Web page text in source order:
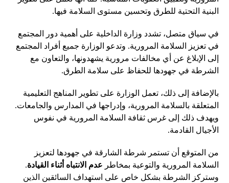
البنية التحتية للطرق وتحسين مستوى السلامة فيها.
في سياق متصل، تشدد وزارة الداخلية على أهمية دور المجتمع
في تعزيز السلامة المرورية. وتدعو الوزارة جميع أفراد المجتمع
إلى الإبلاغ عن أي مخالفات مرورية يشهدونها، والتعاون مع
الشرطة في جهودها للحفاظ على سلامة الطرق.
بالإضافة إلى ذلك، تعمل الوزارة على تطوير المناهج التعليمية
المتعلقة بالسلامة المرورية، وإدراجها في المدارس والجامعات.
ويهدف ذلك إلى غرس ثقافة السلامة المرورية في نفوس
الأجيال القادمة.
من المتوقع أن تستمر شرطة الشارقة في جهودها لتعزيز
السلامة المرورية والتوعية بمخاطر عدم الانتباه أثناء القيادة.
وستركز الشرطة بشكل خاص على استهداف السائقين الذين